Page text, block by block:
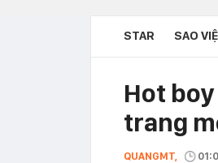
STAR SAO
Hot
trang
QUANGMT,